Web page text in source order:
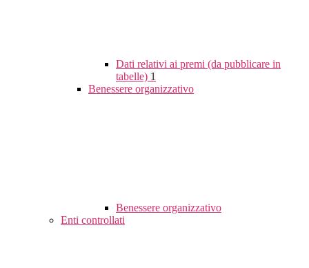
Dati relativi ai premi (da pubblicare in
tabelle) 1
Benessere organizzativo
Benessere organizzativo
Enti controllati